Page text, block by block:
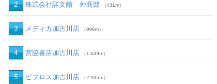
2 株式会社詳文館 外商部 （431m）
3 メディカ加古川店 （999m）
4 宮脇書店加古川店 （1,439m）
5 ビブロス加古川店 （2,935m）